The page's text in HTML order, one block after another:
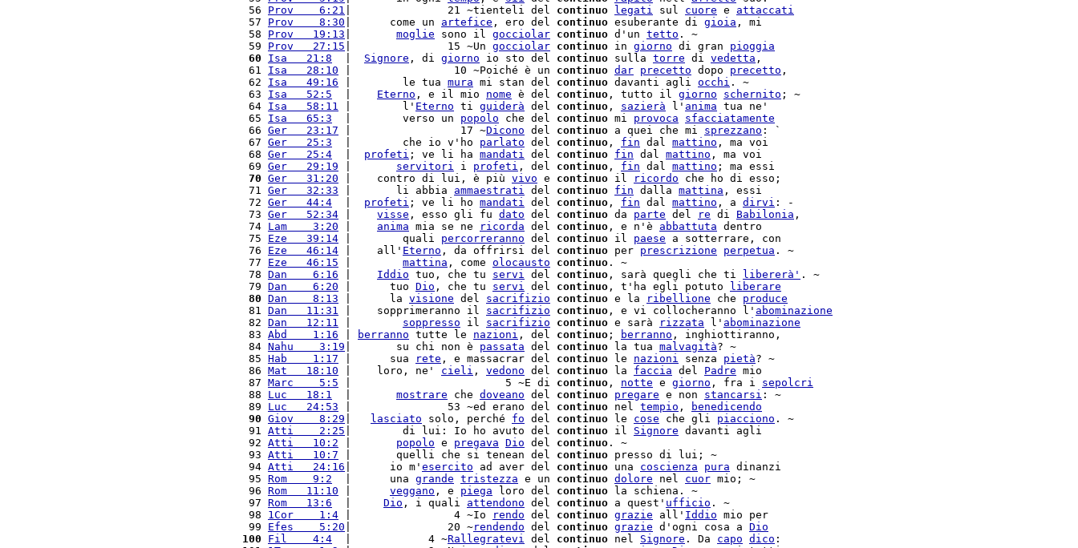
56 Prov    6:21 |               21 ~tienteli del continuo legati sul cuore e attaccati
57 Prov    8:30 |      come un artefice , ero del continuo esuberante di gioia , mi
58 Prov   19:13 moglie sono il gocciolar continuo d'un tetto . ~
59 Prov   27:15 |               15 ~Un gocciolar continuo in giorno di gran pioggia
60
Isa   21:8 Signore , di giorno io sto del continuo sulla torre di vedetta ,
61 Isa   28:10 |                10 ~Poiché è un continuo dar precetto dopo precetto ,
62 Isa   49:16 |        le tua mura mi stan del continuo davanti agli occhi . ~
63 Isa   52:5 Eterno , e il mio nome è del continuo , tutto il giorno schernito ; ~
64 Isa   58:11 |        l' Eterno ti guiderà del continuo , sazierà l' anima tua ne'
65 Isa   65:3
  |        verso un
popolo che del continuo mi provoca
sfacciatamente
66 Ger   23:17 |                 17 ~Dicono del continuo a quei che mi sprezzano : `
67 Ger   25:3
  |        che io v'ho
parlato del continuo , fin dal mattino , ma voi
68 Ger   25:4 profeti ; ve li ha mandati del continuo fin dal mattino , ma voi
69 Ger   29:19 servitori i profeti , del continuo , fin dal mattino
70 Ger   31:20 |    contro di lui, è più vivo e continuo il ricordo che ho di esso;
71 Ger   32:33 |       li abbia ammaestrati del continuo fin dalla mattina , essi
72 Ger   44:4 profeti ; ve li ho mandati del continuo , fin dal mattino , a dirvi : -
73 Ger   52:34 visse , esso gli fu dato del continuo da parte del re di Babilonia ,
74 Lam    3:20 anima mia se ne ricorda del continuo , e n'è abbattuta dentro
75 Eze   39:14 |        quali percorreranno del continuo il paese a sotterrare, con
76 Eze   46:14 |    all' Eterno , da offrirsi del continuo per prescrizione perpetua . ~
77 Eze   46:15 mattina , come olocausto continuo . ~
78 Dan    6:16 Iddio tuo, che tu servi del continuo , sarà quegli che ti libererà' . ~
79 Dan    6:20 |      tuo Dio , che tu servi del continuo , t'ha egli potuto
liberare
80 Dan    8:13 |      la visione del sacrifizio continuo e la ribellione che produce
81 Dan   11:31 |    sopprimeranno il sacrifizio continuo , e vi collocheranno l' abominazione
82 Dan   12:11 soppresso il sacrifizio continuo e sarà rizzata l' abominazione
83 Abd    1:16 berranno tutte le nazioni , del continuo ; berranno , inghiottiranno,
84 Nahu    3:19 |       su chi non è passata del continuo la tua malvagità? ~
85 Hab    1:17 |      sua rete , e massacrar del continuo le nazioni senza pietà? ~
86 Mat   18:10 |    loro, ne' cieli , vedono del continuo la faccia del Padre mio
87 Marc    5:5 |                        5 ~E di continuo , notte e giorno , fra i sepolcri
88 Luc   18:1 mostrare che doveano del continuo pregare e non stancarsi : ~
89 Luc   24:53 |               53 ~ed erano del continuo nel tempio ,
benedicendo
90 Giov    8:29 lasciato solo, perché fo del continuo le cose che gli piacciono . ~
91 Atti    2:25 |        di lui: Io ho avuto del continuo il Signore davanti agli
92 Atti   10:2 popolo e pregava Dio del continuo . ~
93 Atti   10:7 |       quelli che si tenean del continuo presso di lui; ~
94 Atti   24:16 |      io m' esercito ad aver del continuo una coscienza pura dinanzi
95 Rom    9:2
  |      una
grande tristezza e un continuo dolore nel cuor mio; ~
96 Rom   11:10 veggano , e piega loro del continuo la schiena. ~
97 Rom   13:6 Dio , i quali attendono del continuo a quest' ufficio . ~
98 1Cor    1:4 |                4 ~Io rendo del continuo grazie all' Iddio mio per
99 Efes    5:20 |               20 ~rendendo del continuo grazie d'ogni cosa a Dio
100
Fil    4:4
  |            4 ~
Rallegratevi del continuo nel Signore . Da capo dico :